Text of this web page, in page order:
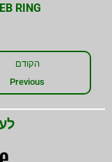
RING
הקודם
Previous